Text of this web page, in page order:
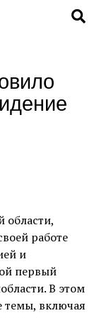
работе
и
первый
В этом
темы, включая